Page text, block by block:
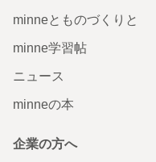
minneとものづくりと
minne学習帖
ニュース
minneの本
企業の方へ